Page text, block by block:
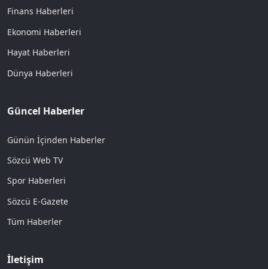
Finans Haberleri
Ekonomi Haberleri
Hayat Haberleri
Dünya Haberleri
Güncel Haberler
Günün İçinden Haberler
Sözcü Web TV
Spor Haberleri
Sözcü E-Gazete
Tüm Haberler
İletişim